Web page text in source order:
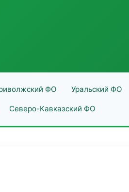
ФО Уральский ФО
Северо-Кавказский ФО